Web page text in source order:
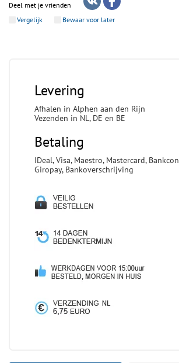
Deel met je vrienden
Vergelijk
Bewaar voor later
Levering
Afhalen in Alphen aan den Rijn
Vezenden in NL, DE en BE
Betaling
IDeal, Visa, Maestro, Mastercard,
Giropay, Bankoverschrijving